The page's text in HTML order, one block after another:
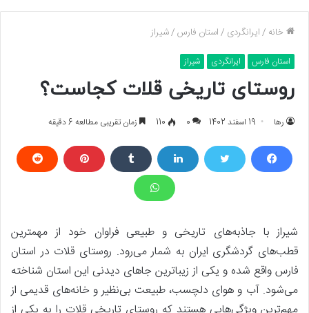
خانه /ایرانگردی /استان فارس/شیراز
استان فارس ایرانگردی شیراز
روستای تاریخی قلات کجاست؟
رها 19 اسفند 1402 0
110 زمان تقریبی مطالعه 6 دقیقه
شیراز با جاذبه‌های تاریخی و طبیعی فراوان خود از مهمترین
قطب‌های گردشگری ایران به شمار می‌رود. روستای قلات در استان
فارس واقع شده و یکی از زیباترین جاهای دیدنی این استان شناخته
می‌شود. آب و هوای دلچسب، طبیعت بی‌نظیر و خانه‌های قدیمی از